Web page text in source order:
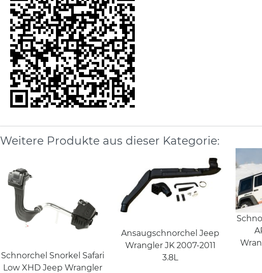
Weitere Produkte aus dieser Kategorie:
Schnorchel Snorkel Safari
Low XHD Jeep Wrangler
Ansaugschnorchel Jeep
Wrangler JK 2007-2011
3.8L